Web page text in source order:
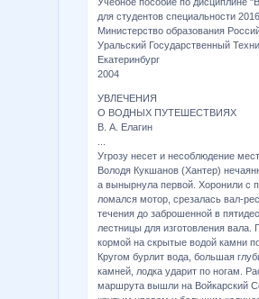
для студентов специальности
Министерство образования
Уральский Государственный
Екатеринбург
2004
УВЛЕЧЕНИЯ
О ВОДНЫХ ПУТЕШЕСТВИЯХ
В. А. Елагин
Угрозу несет и несоблюдение
Володя Кукшанов (Хантер)
а вынырнула первой. Хоронили с
ломался мотор, срезалась вал-
течения до заброшенной в
лестницы для изготовления
кормой на скрытые водой камни
Кругом бурлит вода, большая
камней, лодка ударит по ногам.
маршрута вышли на Войкарский